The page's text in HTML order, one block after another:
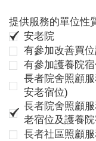
提供服務的單位性
安老院
有參加改善買
有參加護養院
長者院舍照顧
安老宿位)
長者院舍照顧
老宿位及護養
長者社區照顧